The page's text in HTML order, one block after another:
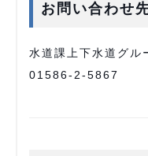
お問い合わせ
水道課上下水道グル
01586-2-5867